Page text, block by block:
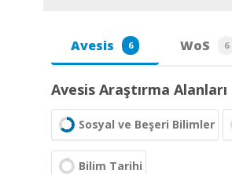
Avesis 6 WoS 6
Avesis Araştırma Alanları
Sosyal ve Beşeri Bilimler
Bilim Tarihi